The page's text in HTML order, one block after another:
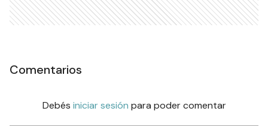
Comentarios
Debés iniciar sesión para poder comentar